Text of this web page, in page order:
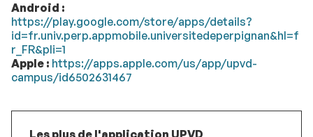
Android :
https://play.google.com/store/apps/details?
id=fr.univ.perp.appmobile.universitedeperpignan&hl=f
r_FR&pli=1
Apple : https://apps.apple.com/us/app/upvd-
campus/id6502631467